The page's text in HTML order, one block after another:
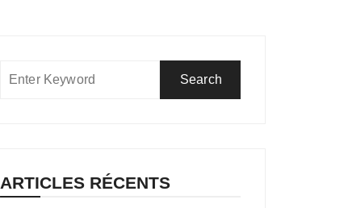
ARTICLES RÉCENTS